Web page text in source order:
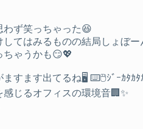
わず笑っちゃった😆
てはみるものの結局しょぼ
ゃうかも😏💖
ますます出てるね🖥 ⌨️🖱ｼﾞｰｶﾀｶﾀ
じるオフィスの環境音🏢✨